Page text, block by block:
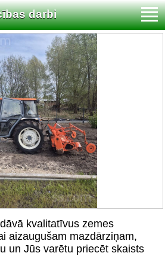
darbi
kvalitatīvus zemes
aizaugušam mazdārziņam,
un Jūs varētu priecēt skaists